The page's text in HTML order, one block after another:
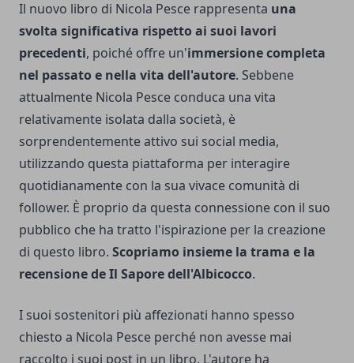
Il nuovo libro di Nicola Pesce rappresenta una
svolta significativa rispetto ai suoi lavori
precedenti, poiché offre un'immersione completa
nel passato e nella vita dell'autore. Sebbene
attualmente Nicola Pesce conduca una vita
relativamente isolata dalla società, è
sorprendentemente attivo sui social media,
utilizzando questa piattaforma per interagire
quotidianamente con la sua vivace comunità di
follower. È proprio da questa connessione con il suo
pubblico che ha tratto l'ispirazione per la creazione
di questo libro. Scopriamo insieme la trama e la
recensione de Il Sapore dell'Albicocco.
I suoi sostenitori più affezionati hanno spesso
chiesto a Nicola Pesce perché non avesse mai
raccolto i suoi post in un libro. L'autore ha